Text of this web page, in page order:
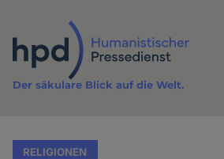
Inhalt
Der säkulare Blick auf die Welt.
RELIGIONEN